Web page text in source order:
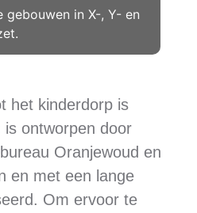
gebouwen in X-, Y- en
het kinderdorp is
is ontworpen door
Oranjewoud en
en met een lange
Om ervoor te